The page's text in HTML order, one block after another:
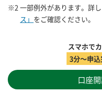
※2 一部例外があります。詳
ス」 をご確認ください。
スマホで
3分～申
口座